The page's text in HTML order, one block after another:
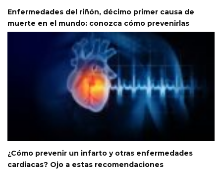
Enfermedades del riñón, décimo primer causa de
muerte en el mundo: conozca cómo prevenirlas
¿Cómo prevenir un infarto y otras enfermedades
cardiacas? Ojo a estas recomendaciones